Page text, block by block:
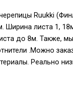
Ruukki
листа 1,
до 8м. Также,
.Можно
Реально